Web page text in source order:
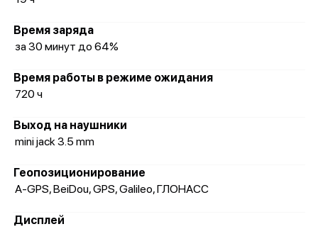
Время заряда
за 30 минут до 64%
Время работы в режиме ожидания
720 ч
Выход на наушники
mini jack 3.5 mm
Геопозиционирование
A-GPS, BeiDou, GPS, Galileo, ГЛОНАСС
Дисплей